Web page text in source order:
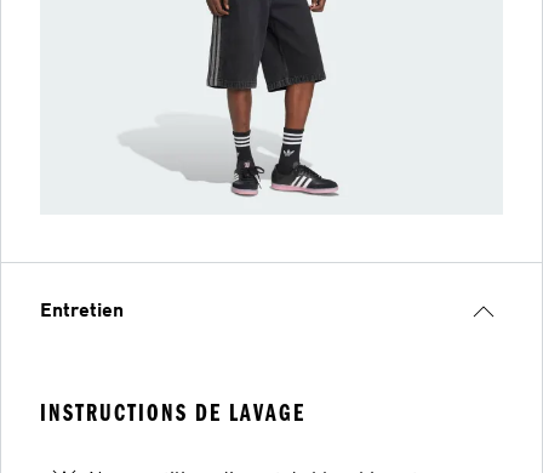
Entretien
INSTRUCTIONS DE LAVAGE